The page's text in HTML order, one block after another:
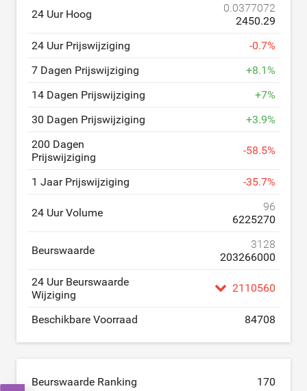
24 Uur Hoog
0.0377072
2450.29
24 Uur Prijswijziging
-0.7%
7 Dagen Prijswijziging
+8.1%
14 Dagen Prijswijziging
+7%
30 Dagen Prijswijziging
+3.9%
200 Dagen
Prijswijziging
-58.5%
1 Jaar Prijswijziging -35.7%
24 Uur Volume
96
6225270
Beurswaarde
3128
203266000
24 Uur Beurswaarde
Wijziging
2110560
Beschikbare Voorraad 84708
Beurswaarde Ranking 170